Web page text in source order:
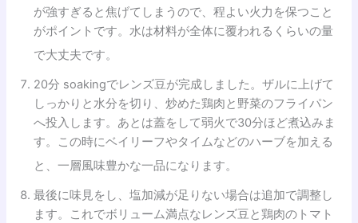
が強すぎると焦げてしまうので、程よい火力を保つこと
がポイントです。水は材料が全体に覆われるくらいの量
で大丈夫です。
20分 soakingでレンズ豆が完成しました。ザルに上げて
しっかりと水分を切り、炒めた鶏肉と野菜のフライパン
へ投入します。あとは蓋をして弱火で30分ほど煮込みま
す。この時にベイリーフやタイムなどのハーブを加える
と、一層風味豊かな一品になります。
最後に味見をし、塩加減が足りない場合は追加で調整し
ます。これでボリューム満点なレンズ豆と鶏肉のトマト